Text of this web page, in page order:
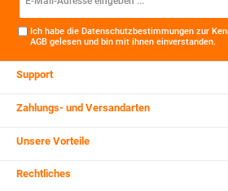
Ich habe die Datenschutzbestimmungen zur
AGB gelesen und bin mit ihnen einverstanden.
Support
Zahlungs- und Versandarten
Unsere Vorteile
Rechtliches